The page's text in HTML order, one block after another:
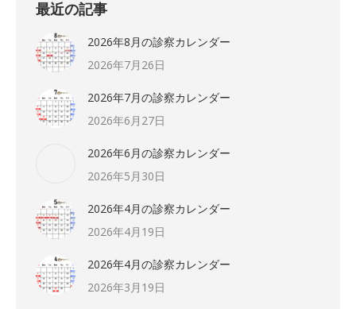
最近の記事
2026年8月の診察カレンダー
2026年7月26日
2026年7月の診察カレンダー
2026年6月27日
2026年6月の診察カレンダー
2026年5月30日
2026年4月の診察カレンダー
2026年4月19日
2026年4月の診察カレンダー
2026年3月19日